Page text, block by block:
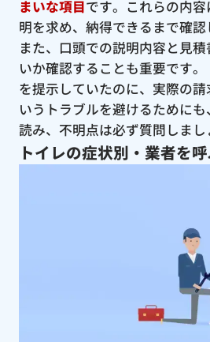
まいな項目です。これらの内
明を求め、納得できるまで確認
また、口頭での説明内容と見
いか確認することも重要です
を提示していたのに、実際の
いうトラブルを避けるために
読み、不明点は必ず質問しまし
トイレの症状別・業者を